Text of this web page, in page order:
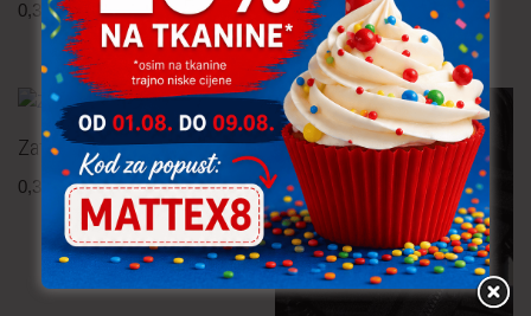
0,30€ uključ. PDV po komadu
Zatvarač – skriveni 20 cm
0,30 uključ. PDV po komadu